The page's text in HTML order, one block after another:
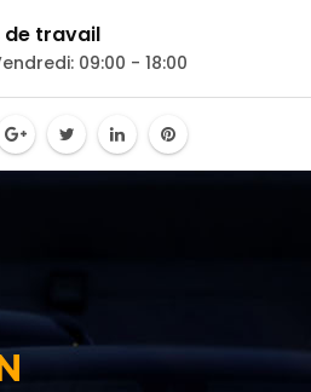
de travail
09:00 - 18:00